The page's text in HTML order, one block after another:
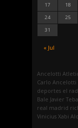
« Jul
17
18
24
25
31
Ancelotti
Carlo Ancelotti
deportes el
Bale Javier
real madrid
Vinicius Xabi